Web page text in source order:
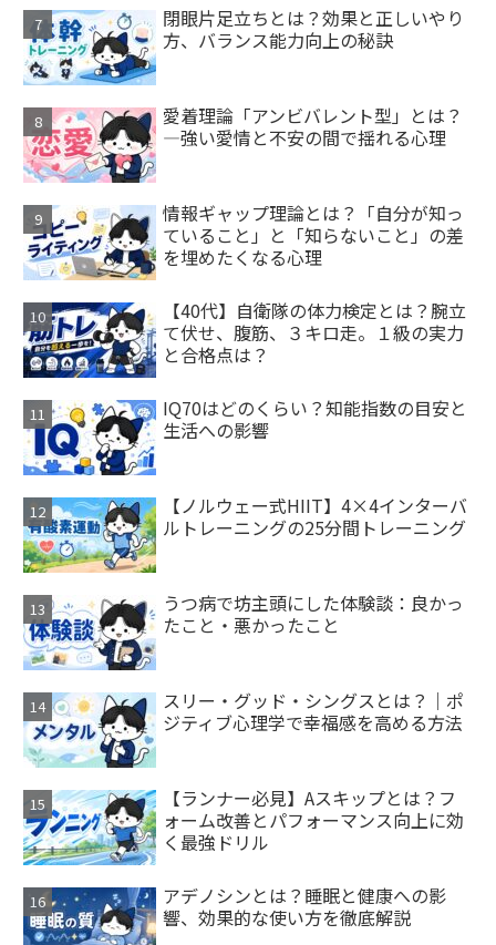
閉眼片足立ちとは？効果と正しいやり
方、バランス能力向上の秘訣
愛着理論「アンビバレント型」とは？
—強い愛情と不安の間で揺れる心理
情報ギャップ理論とは？「自分が知っ
ていること」と「知らないこと」の差
を埋めたくなる心理
【40代】自衛隊の体力検定とは？腕立
て伏せ、腹筋、３キロ走。１級の実力
と合格点は？
IQ70はどのくらい？知能指数の目安と
生活への影響
【ノルウェー式HIIT】4×4インターバ
ルトレーニングの25分間トレーニング
うつ病で坊主頭にした体験談：良かっ
たこと・悪かったこと
スリー・グッド・シングスとは？｜ポ
ジティブ心理学で幸福感を高める方法
【ランナー必見】Aスキップとは？フ
ォーム改善とパフォーマンス向上に効
く最強ドリル
アデノシンとは？睡眠と健康への影
響、効果的な使い方を徹底解説